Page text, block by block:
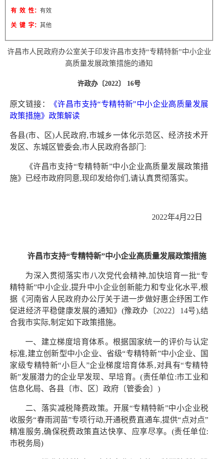
有 效 性： 有效
关 键 字： 其他
许昌市人民政府办公室关于印发许昌市支持“专精特新”中小企业
高质量发展政策措施的通知
许政办〔2022〕 16号
原文链接：
《许昌市支持“专精特新”中小企业高质量发展
政策措施》政策解读
各县(市、区)人民政府,市城乡一体化示范区、经济技术开
发 区、东城区管委会,市人民政府各部门:
《许昌市支持“专精特新”中小企业高质量发展政策措
施》 已经市政府同意,现印发给你们,请认真贯彻落实。
2022年4月22日
许昌市支持“专精特新”中小企业高质量发展政策措施
为深入贯彻落实市八次党代会精神,加快培育一批“专
精特新”中小企业,提升中小企业创新能力和专业化水平,根
据《河南省人民政府办公厅关于进一步做好惠企纾困工作
促进经济平稳健康发展的通知》(豫政办〔2022〕14号),结
合我市实际,制定如下政策措施。
一、建立梯度培育体系。根据国家统一的评价与认定
标准,建立创新型中小企业、省级“专精特新”中小企业、国
家级专精特新“小巨人”企业梯度培育体系,对具有“专精特
新”发展潜力的企业早发现、早培育。(责任单位:市工业和
信息化局、各县〔市、区〕政府〔管委会〕)
二、落实减税降费政策。开展“专精特新”中小企业税
收服务“春雨润苗”专项行动,开通税费直通车,提供“点对点”
精准服务,确保税费政策直达快享、应享尽享。(责任单位:
市税务局)